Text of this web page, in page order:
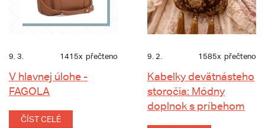
9. 3. 1415x přečteno
V hlavnej úlohe -
FAGOLA
ČÍST CELÉ
9. 2. 1585x přečteno
Kabelky devätnásteho
storočia: Módny
doplnok s príbehom